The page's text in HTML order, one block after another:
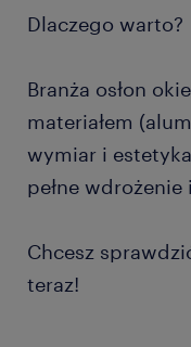
Dlaczego warto?
Branża osłon
materiałem
wymiar i
pełne wdrożenie
Chcesz
teraz!